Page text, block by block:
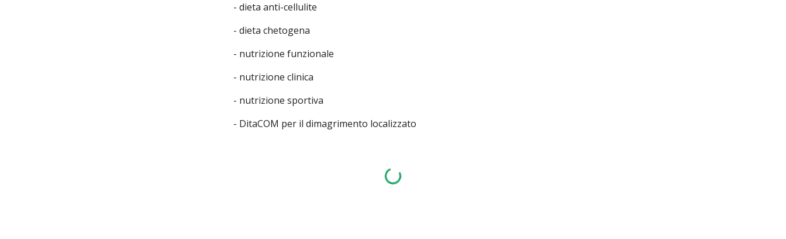
- dieta anti-cellulite
- dieta chetogena
- nutrizione funzionale
- nutrizione clinica
- nutrizione sportiva
- DitaCOM per il dimagrimento localizzato